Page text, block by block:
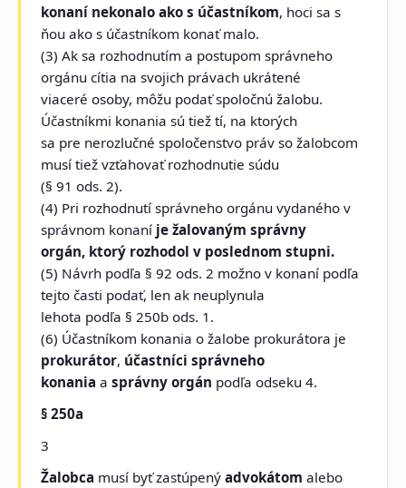
konaní nekonalo ako s účastníkom, hoci sa s
ňou ako s účastníkom konať malo.
(3) Ak sa rozhodnutím a postupom správneho
orgánu cítia na svojich právach ukrátené
viaceré osoby, môžu podať spoločnú žalobu.
Účastníkmi konania sú tiež tí, na ktorých
sa pre nerozlučné spoločenstvo práv so žalobcom
musí tiež vzťahovať rozhodnutie súdu
(§ 91 ods. 2).
(4) Pri rozhodnutí správneho orgánu vydaného v
správnom konaní je žalovaným správny
orgán, ktorý rozhodol v poslednom stupni.
(5) Návrh podľa § 92 ods. 2 možno v konaní podľa
tejto časti podať, len ak neuplynula
lehota podľa § 250b ods. 1.
(6) Účastníkom konania o žalobe prokurátora je
prokurátor, účastníci správneho
konania asprávny orgán podľa odseku 4.
§ 250a
3
Žalobca musí byť zastúpenýadvokátomalebo